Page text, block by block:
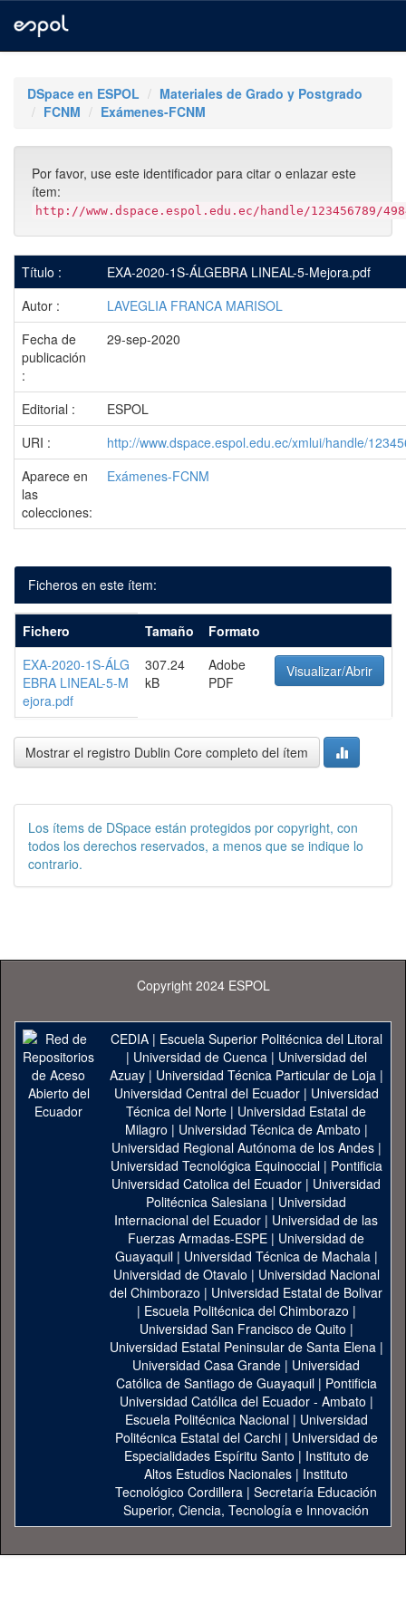
navigationDSpace en ESPOL
Materiales de Grado y Postgrado
FCNM
Exámenes-FCNM
Por favor, use este identificador para citar o enlazar este
ítem:
http://www.dspace.espol.edu.ec/handle/123456789/
Título :
EXA-2020-1S-ÁLGEBRA LINEAL-5-Mejora.pdf
Autor :
LAVEGLIA FRANCA MARISOL
Fecha de
publicación
:
29-sep-2020
Editorial :
ESPOL
URI :
http://www.dspace.espol.edu.ec/xmlui/handle/
Aparece en
las
colecciones:
Exámenes-FCNM
Ficheros en este ítem:
Fichero Tamaño
Formato
EXA-2020-1S-ÁLG
EBRA LINEAL-5-M
ejora.pdf
307.24
kB
Adobe
PDF
Visualizar/Abrir
Mostrar el registro Dublin Core completo del ítem
Los ítems de DSpace están protegidos por copyright, con
todos los derechos reservados, a menos que se indique lo
contrario.
Copyright 2024 ESPOL
CEDIA| Escuela Superior Politécnica del Litoral
| Universidad de Cuenca| Universidad del
Azuay| Universidad Técnica Particular de Loja|
Universidad Central del Ecuador| Universidad
Técnica del Norte | Universidad Estatal de
Milagro | Universidad Técnica de Ambato |
Universidad Regional Autónoma de los Andes|
Universidad Tecnológica Equinoccial| Pontificia
Universidad Catolica del Ecuador | Universidad
Politécnica Salesiana | Universidad
Internacional del Ecuador | Universidad de las
Fuerzas Armadas-ESPE | Universidad de
Guayaquil| Universidad Técnica de Machala|
Universidad de Otavalo | Universidad Nacional
del Chimborazo | Universidad Estatal de Bolivar
| Escuela Politécnica del Chimborazo |
Universidad San Francisco de Quito |
Universidad Estatal Peninsular de Santa Elena|
Universidad Casa Grande | Universidad
Católica de Santiago de Guayaquil| Pontificia
Universidad Católica del Ecuador - Ambato |
Escuela Politécnica Nacional| Universidad
Politécnica Estatal del Carchi| Universidad de
Especialidades Espíritu Santo | Instituto de
Altos Estudios Nacionales | Instituto
Tecnológico Cordillera | Secretaría Educación
Superior, Ciencia, Tecnología e Innovación